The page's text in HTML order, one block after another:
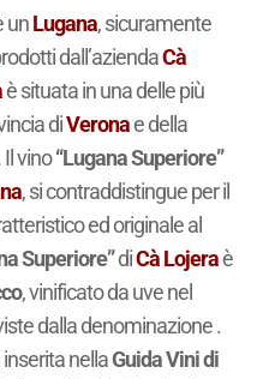
unLugana, sicuramente
dall’aziendaCà
è situata in una delle più
diVeronae della
vino“Lugana Superiore”
, si contraddistingue per il
ed originale al
Superiore”diCà Lojeraè
, vinificato da uve nel
dalla denominazione .
nellaGuida Vini di